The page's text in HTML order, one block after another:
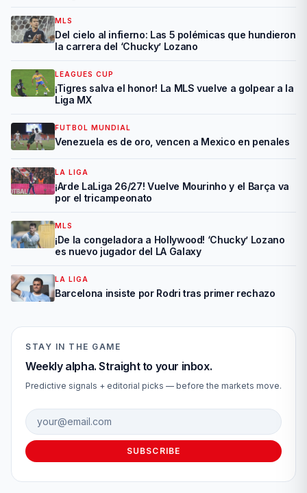
MLS
Del cielo al infierno: Las 5 polémicas que hundieron
la carrera del ‘Chucky’ Lozano
LEAGUES CUP
¡Tigres salva el honor! La MLS vuelve a golpear a la
Liga MX
FUTBOL MUNDIAL
Venezuela es de oro, vencen a Mexico en penales
LA LIGA
¡Arde LaLiga 26/27! Vuelve Mourinho y el Barça va
por el tricampeonato
MLS
¡De la congeladora a Hollywood! ‘Chucky’ Lozano
es nuevo jugador del LA Galaxy
LA LIGA
Barcelona insiste por Rodri tras primer rechazo
STAY IN THE GAME
Weekly alpha. Straight to your inbox.
Predictive signals + editorial picks — before the markets move.
Email address
SUBSCRIBE